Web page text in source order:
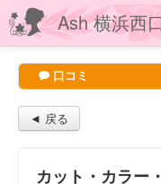
Ash 横浜西
口コミ
◄ 戻る
カット・カラー